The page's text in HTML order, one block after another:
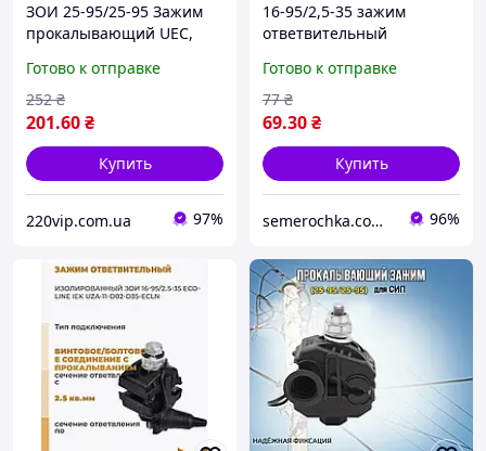
ЗОИ 25-95/25-95 Зажим
прокалывающий UEC,
ответвительный
изолирующий УЕК
(Премиум качество)
Готово к отправке
201.60₴
252 ₴
Купить
220vip.com.ua 97%
16-95/2,5-35 зажим
ответвительный
Ecoline, кабельный
прокол прокалывающий
Готово к отправке
69.30₴
77 ₴
Купить
semerochka.com.ua 96%